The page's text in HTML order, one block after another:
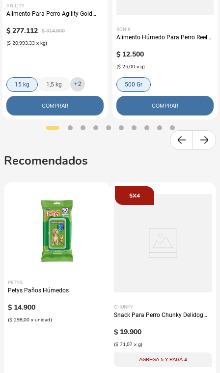
AGILITY
Alimento Para Perro Agility Gold
$ 277.112 $ 314.900
($ 20.993,33 x kg)
15 kg 1,5 kg +2
COMPRAR
RONIK
Alimento Húmedo Para Perro Reelds
$ 12.500
($ 25,00 x g)
500 Gr
COMPRAR
Recomendados
PETYS
Petys Paños Húmedos
$ 14.900
($ 298,00 x unidad)
5X4
CHUNKY
Snack Para Perro Chunky Delidog
$ 19.900
($ 71,07 x g)
AGREGÁ 5 Y PAGÁ 4